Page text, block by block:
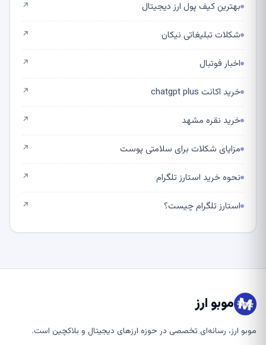
بهترین کیف پول ارز دیجیتال ↗
شکلات تبلیغاتی نیکان ↗
اخبار فوتبال ↗
خرید اکانت chatgpt plus ↗
خرید نقره مشهد ↗
مزایای شکلات برای سلامتی پوست ↗
نحوه خرید استارز تلگرام ↗
استارز تلگرام چیست؟ ↗
موبو ارز
موبو ارز، رسانه‌ای تخصصی در حوزه ارزهای دیجیتال و بلاکچین است.